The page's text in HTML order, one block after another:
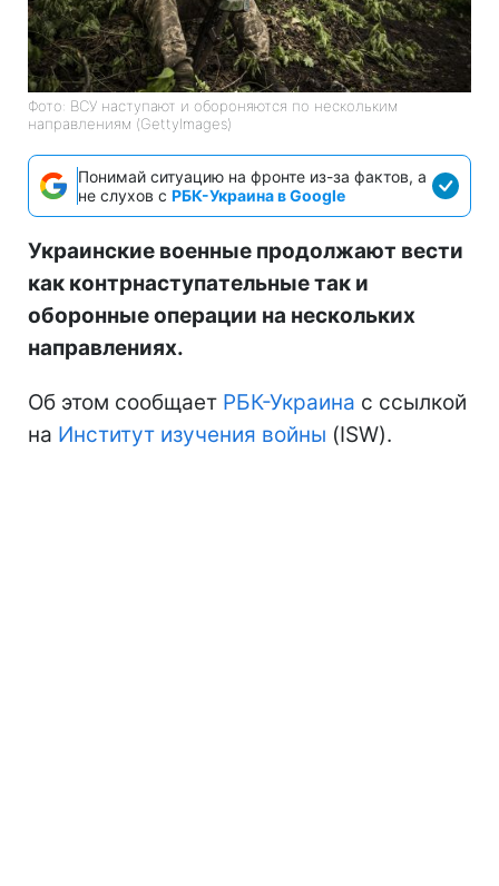
Фото: ВСУ наступают и обороняются по нескольким
направлениям (GettyImages)
Понимай ситуацию на фронте из-за фактов, а
не слухов с РБК-Украина в Google
Украинские военные продолжают вести
как контрнаступательные так и
оборонные операции на нескольких
направлениях.
Об этом сообщает РБК-Украина с ссылкой
на Институт изучения войны (ISW).